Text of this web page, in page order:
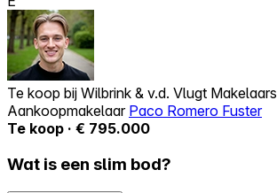
Te koop bij Wilbrink & v.d. Vlugt Makelaars
Aankoopmakelaar Paco Romero Fuster
Te koop · € 795.000
Wat is een slim bod?